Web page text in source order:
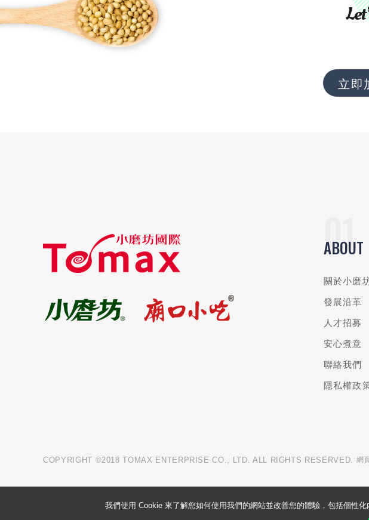
立即
ABOUT
關於小磨
發展沿革
人才招募
安心煮意
聯絡我們
隱私權政
COPYRIGHT ©2018 TOMAX ENTERPRISE CO., LTD. ALL RIGHTS RESERVED. 網
我們使用 Cookie 來了解您如何使用我們的網站並改善您的體驗，包括個性